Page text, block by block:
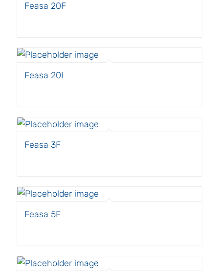
Feasa 20F
Feasa 20I
Feasa 3F
Feasa 5F